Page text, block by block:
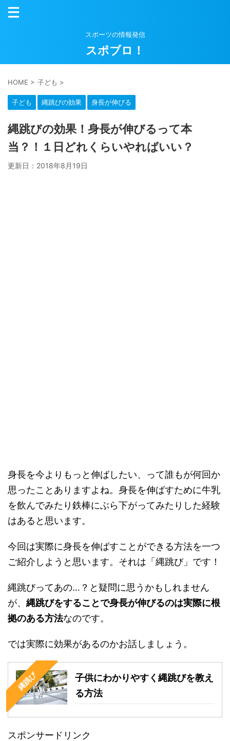
スポーツの情報発信
スポブロ！
HOME > 子ども >
子ども 縄跳びの効果 身長が伸びる
縄跳びの効果！身長が伸びるって本
当？！１日どれくらいやればいい？
更新日： 2018年8月19日
身長を今よりもっと伸ばしたい、って誰もが何回か
思ったことありますよね。身長を伸ばすために牛乳
を飲んでみたり鉄棒にぶら下がってみたりした経験
はあると思います。
今回は実際に身長を伸ばすことができる方法を一つ
ご紹介しようと思います。それは「縄跳び」です！
縄跳びってあの…？と疑問に思うかもしれません
が、 縄跳びをすることで身長が伸びるのは実際に根
拠のある方法なのです。
では実際に効果があるのかお話しましょう。
縄跳び
子供にわかりやすく縄跳びを教え
る方法
スポンサードリンク